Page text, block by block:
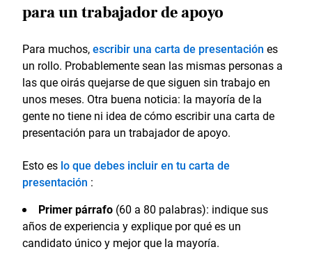
para un trabajador de apoyo
Para muchos,escribir una carta de presentación es
un rollo. Probablemente sean las mismas personas a
las que oirás quejarse de que siguen sin trabajo en
unos meses. Otra buena noticia: la mayoría de la
gente no tiene ni idea de cómo escribir una carta de
presentación para un trabajador de apoyo.
Esto es lo que debes incluir en tu carta de
presentación :
Primer párrafo (60 a 80 palabras): indique sus
años de experiencia y explique por qué es un
candidato único y mejor que la mayoría.